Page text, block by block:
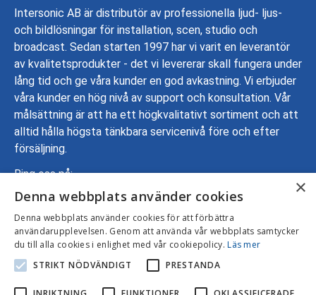
Intersonic AB är distributör av professionella ljud- ljus-
och bildlösningar för installation, scen, studio och
broadcast. Sedan starten 1997 har vi varit en leverantör
av kvalitetsprodukter - det vi levererar skall fungera under
lång tid och ge våra kunder en god avkastning. Vi erbjuder
våra kunder en hög nivå av support och konsultation. Vår
målsättning är att ha ett högkvalitativt sortiment och att
alltid hålla högsta tänkbara servicenivå före och efter
försäljning.
Ring oss på:
08-799 70 00
Adress: Gustavslundsvägen 137, 167 51 Bromma
Mejla oss:info@intersonic.se
×
Denna webbplats använder cookies
Denna webbplats använder cookies för att förbättra
användarupplevelsen. Genom att använda vår webbplats samtycker
du till alla cookies i enlighet med vår cookiepolicy.Läs mer
STRIKT NÖDVÄNDIGT
PRESTANDA